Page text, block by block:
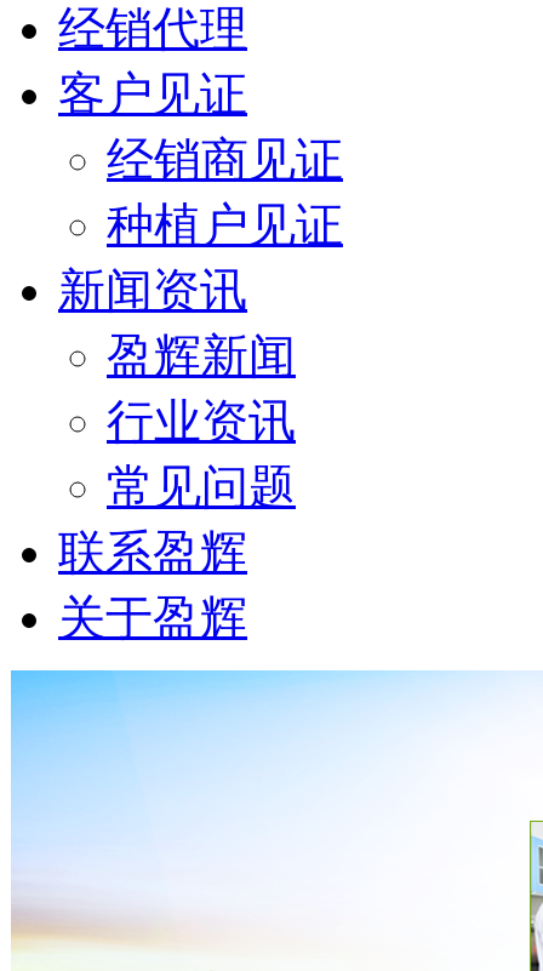
经销代理
客户见证
经销商见证
种植户见证
新闻资讯
盈辉新闻
行业资讯
常见问题
联系盈辉
关于盈辉